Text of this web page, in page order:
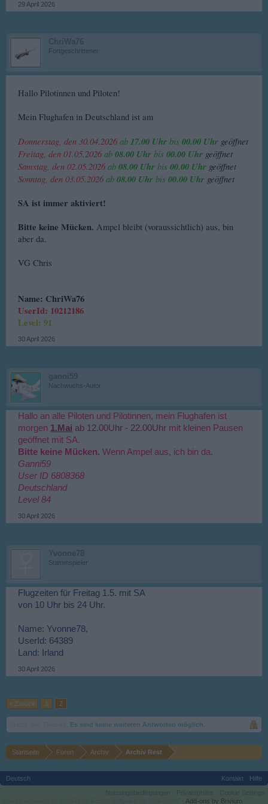
29 April 2026
ChriWa76
Fortgeschrittener
Hallo Pilotinnen und Piloten!
Mein Flughafen in Deutschland ist am
Donnerstag, den 30.04.2026 ab 17.00 Uhr bis 00.00 Uhr geöffnet
Freitag, den 01.05.2026 ab 08.00 Uhr bis 00.00 Uhr geöffnet
Samstag, den 02.05.2026 ab 08.00 Uhr bis 00.00 Uhr geöffnet
Sonntag, den 03.05.2026 ab 08.00 Uhr bis 00.00 Uhr geöffnet
SA ist immer aktiviert!
Bitte keine Mücken. Ampel bleibt (voraussichtlich) aus, bin
aber da.
VG Chris
Name: ChriWa76
UserId: 10212186
Level: 91
30 April 2026
ganni59
Nachwuchs-Autor
Hallo an alle Piloten und Pilotinnen, mein Flughafen ist
morgen 1.Mai ab 12.00Uhr - 22.00Uhr mit kleinen Pausen
geöffnet mit SA.
Bitte keine Mücken. Wenn Ampel aus, ich bin da.
Ganni59
User ID 6808368
Deutschland
Level 84
30 April 2026
Yvonne78
Stammspieler
Flugzeiten für Freitag 1.5. mit SA
von 10 Uhr bis 24 Uhr.
Name: Yvonne78,
UserId: 64389
Land: Irland
30 April 2026
< Zurück 1 2
Es sind keine weiteren Antworten möglich.
Startseite Foren Archiv Archiv Rest
Deutsch Kontakt
Hilfe
Add-ons by Brivium